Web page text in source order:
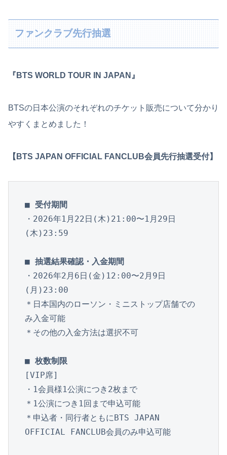
ファンクラブ先行抽選
『BTS WORLD TOUR IN JAPAN』
BTSの日本公演のそれぞれのチケット販売について分かり
やすくまとめました！
【BTS JAPAN OFFICIAL FANCLUB会員先行抽選受付】
■ 受付期間
・2026年1月22日(木)21:00〜1月29日
(木)23:59
■ 抽選結果確認・入金期間
・2026年2月6日(金)12:00〜2月9日
(月)23:00
＊日本国内のローソン・ミニストップ店舗での
み入金可能
＊その他の入金方法は選択不可
■ 枚数制限
[VIP席]
・1会員様1公演につき2枚まで
＊1公演につき1回まで申込可能
＊申込者・同行者ともにBTS JAPAN
OFFICIAL FANCLUB会員のみ申込可能